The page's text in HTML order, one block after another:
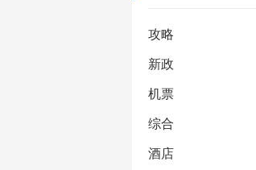
攻略
新政
机票
综合
酒店